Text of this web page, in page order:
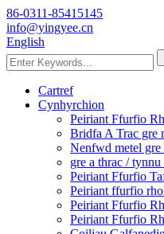
86-0311-85415145
info@yingyee.cn
English
Cartref
Cynhyrchion
Peiriant Ffurfio
Bridfa A Trac gre
Nenfwd metel
gre a thrac /
Peiriant Ffurfio
Peiriant ffurfio
Peiriant Ffurfio
Peiriant Ffurfio